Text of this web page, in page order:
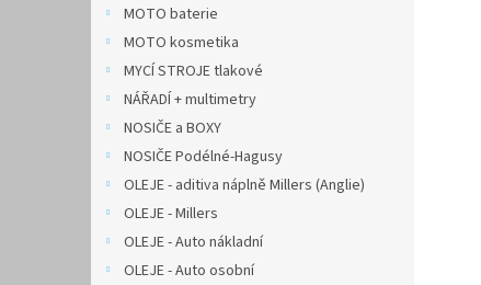
MOTO baterie
MOTO kosmetika
MYCÍ STROJE tlakové
NÁŘADÍ + multimetry
NOSIČE a BOXY
NOSIČE Podélné-Hagusy
OLEJE - aditiva náplně Millers (Anglie)
OLEJE - Millers
OLEJE - Auto nákladní
OLEJE - Auto osobní